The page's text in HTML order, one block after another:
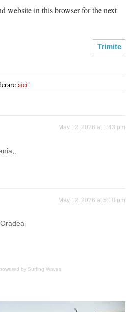
website in this browser for the next
aici!
May 12, 2026 at 1:43 pm
May 12, 2026 at 5:18 pm
powered by Surfing Waves